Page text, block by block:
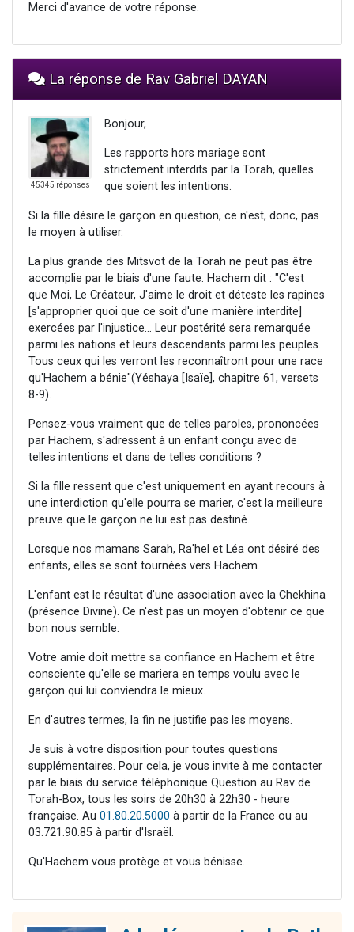
Merci d'avance de votre réponse.
La réponse de Rav Gabriel DAYAN
45345 réponses
Bonjour,
Les rapports hors mariage sont
strictement interdits par la Torah, quelles
que soient les intentions.
Si la fille désire le garçon en question, ce n'est, donc, pas
le moyen à utiliser.
La plus grande des Mitsvot de la Torah ne peut pas être
accomplie par le biais d'une faute. Hachem dit : "C'est
que Moi, Le Créateur, J'aime le droit et déteste les rapines
[s'approprier quoi que ce soit d'une manière interdite]
exercées par l'injustice... Leur postérité sera remarquée
parmi les nations et leurs descendants parmi les peuples.
Tous ceux qui les verront les reconnaîtront pour une race
qu'Hachem a bénie"(Yéshaya [Isaïe], chapitre 61, versets
8-9).
Pensez-vous vraiment que de telles paroles, prononcées
par Hachem, s'adressent à un enfant conçu avec de
telles intentions et dans de telles conditions ?
Si la fille ressent que c'est uniquement en ayant recours à
une interdiction qu'elle pourra se marier, c'est la meilleure
preuve que le garçon ne lui est pas destiné.
Lorsque nos mamans Sarah, Ra'hel et Léa ont désiré des
enfants, elles se sont tournées vers Hachem.
L'enfant est le résultat d'une association avec la Chekhina
(présence Divine). Ce n'est pas un moyen d'obtenir ce que
bon nous semble.
Votre amie doit mettre sa confiance en Hachem et être
consciente qu'elle se mariera en temps voulu avec le
garçon qui lui conviendra le mieux.
En d'autres termes, la fin ne justifie pas les moyens.
Je suis à votre disposition pour toutes questions
supplémentaires. Pour cela, je vous invite à me contacter
par le biais du service téléphonique Question au Rav de
Torah-Box, tous les soirs de 20h30 à 22h30 - heure
française. Au 01.80.20.5000 à partir de la France ou au
03.721.90.85 à partir d'Israël.
Qu'Hachem vous protège et vous bénisse.